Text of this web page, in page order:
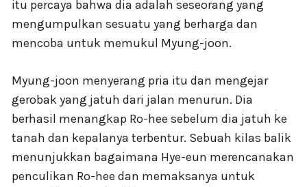
itu percaya bahwa dia adalah seseorang yang
mengumpulkan sesuatu yang berharga dan
mencoba untuk memukul Myung-joon.
Myung-joon menyerang pria itu dan mengejar
gerobak yang jatuh dari jalan menurun. Dia
berhasil menangkap Ro-hee sebelum dia jatuh ke
tanah dan kepalanya terbentur. Sebuah kilas balik
menunjukkan bagaimana Hye-eun merencanakan
penculikan Ro-hee dan memaksanya untuk